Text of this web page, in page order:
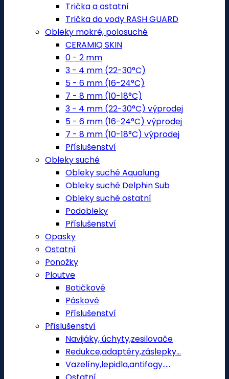
Trička a ostatní
Trička do vody RASH GUARD
Obleky mokré, polosuché
CERAMIQ SKIN
0 - 2 mm
3 - 4 mm (22-30°C)
5 - 6 mm (16-24°C)
7 - 8 mm (10-18°C)
3 - 4 mm (22-30°C) výprodej
5 - 6 mm (16-24°C) výprodej
7 - 8 mm (10-18°C) výprodej
Příslušenství
Obleky suché
Obleky suché Aqualung
Obleky suché Delphin Sub
Obleky suché ostatní
Podobleky
Příslušenství
Opasky
Ostatní
Ponožky
Ploutve
Botičkové
Páskové
Příslušenství
Příslušenství
Navijáky, úchyty,zesilovače
Redukce,adaptéry,záslepky...
Vazelíny,lepidla,antifogy.....